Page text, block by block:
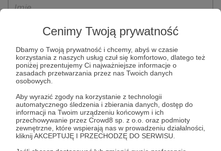
Cenimy Twoją prywatność
Dbamy o Twoją prywatność i chcemy, abyś w czasie
korzystania z naszych usług czuł się komfortowo, dlatego też
poniżej prezentujemy Ci najważniejsze informacje o
zasadach przetwarzania przez nas Twoich danych
osobowych.
Aby wyrazić zgody na korzystanie z technologii
automatycznego śledzenia i zbierania danych, dostęp do
informacji na Twoim urządzeniu końcowym i ich
przechowywanie przez Crowd8 sp. z o.o. oraz podmioty
zewnętrzne, które wspierają nas w prowadzeniu działalności,
kliknij AKCEPTUJĘ I PRZECHODZĘ DO SERWISU.
otrzymywania wsparcia na naszej platformie oraz
ich przenoszenia, niepodlegania zautomatyzowanemu
wyrażenia sprzeciwu wobec przetwarzania Twoich danych
osobowych. Rejestracja dla osób niepełnoletnich możliwa
jest po przekazaniu podpisanego formularza "Zgodna na
założenie konta przez osobę niepełnoletnią", formularz
dostępny jest na stronie regulaminu Patronite.pl.